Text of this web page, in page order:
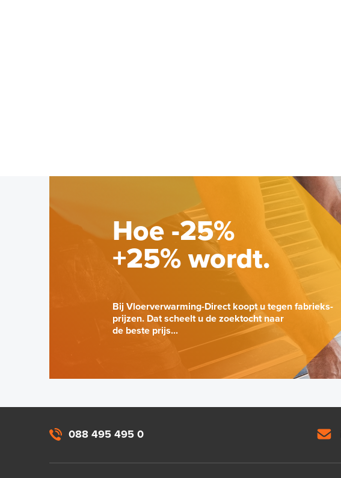
Hoe -25%
+25% wordt.
Bij Vloerverwarming-Direct koopt u tegen fabrieks-
prijzen. Dat scheelt u de zoektocht naar
de beste prijs...
088 495 495 0